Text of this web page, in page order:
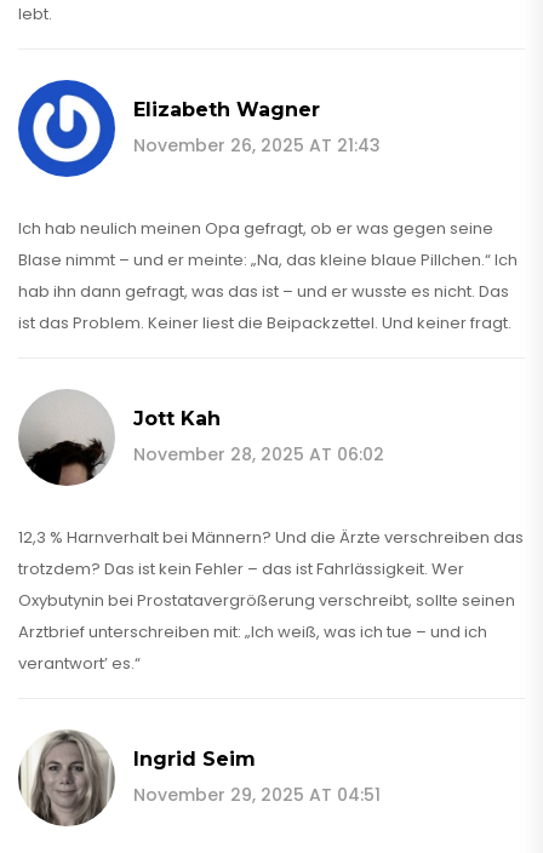
lebt.
Elizabeth Wagner
November 26, 2025 AT 21:43
Ich hab neulich meinen Opa gefragt, ob er was gegen seine
Blase nimmt – und er meinte: „Na, das kleine blaue Pillchen.“ Ich
hab ihn dann gefragt, was das ist – und er wusste es nicht. Das
ist das Problem. Keiner liest die Beipackzettel. Und keiner fragt.
Jott Kah
November 28, 2025 AT 06:02
12,3 % Harnverhalt bei Männern? Und die Ärzte verschreiben das
trotzdem? Das ist kein Fehler – das ist Fahrlässigkeit. Wer
Oxybutynin bei Prostatavergrößerung verschreibt, sollte seinen
Arztbrief unterschreiben mit: „Ich weiß, was ich tue – und ich
verantwort’ es.“
Ingrid Seim
November 29, 2025 AT 04:51